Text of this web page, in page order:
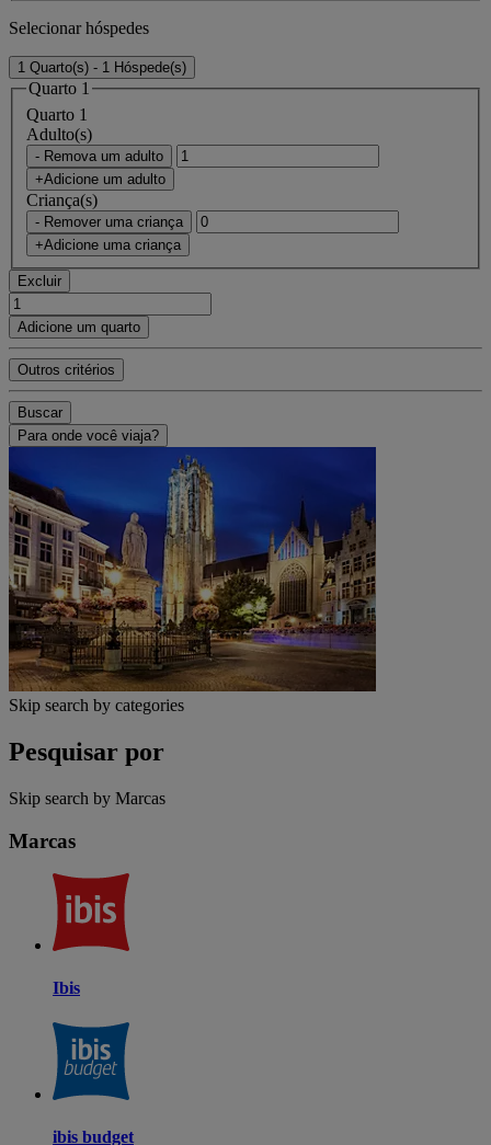
Selecionar hóspedes
1 Quarto(s) - 1 Hóspede(s)
Quarto 1
Quarto 1
Adulto(s)
- Remova um adulto
+Adicione um adulto
Criança(s)
- Remover uma criança
+Adicione uma criança
Excluir
Adicione um quarto
Outros critérios
Buscar
Para onde você viaja?
Skip search by categories
Pesquisar por
Skip search by Marcas
Marcas
Ibis
ibis budget